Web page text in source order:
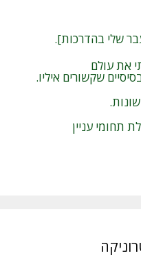
שלי בהדרכות].
את עולם
שקשורים איליו.
תחומי עניין